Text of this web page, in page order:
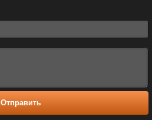
Отправить